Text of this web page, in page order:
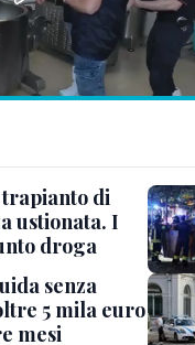
trapianto di
ustionata. I
droga
senza
5 mila euro
mesi